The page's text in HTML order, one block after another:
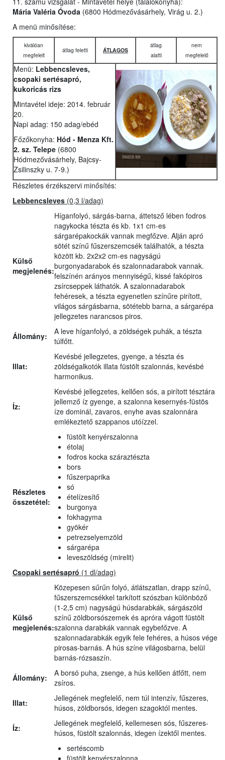
Mária Valéria Óvoda (6800 Hódmezővásárhely, Virág u. 2.)
A menü minősítése:
kiválóan
megfelelt
átlag feletti ÁTLAGOS
átlag
alatti
nem
megfelelő
Menü: Lebbencsleves,
csopaki sertésapró,
kukoricás rizs
Mintavétel ideje: 2014. február
20.
Napi adag: 150 adag/ebéd
Főzőkonyha: Hód - Menza Kft.
2. sz. Telepe (6800
Hódmezővásárhely, Bajcsy-
Zsilinszky u. 7-9.)
Részletes érzékszervi minősítés:
Lebbencsleves (0,3 l/adag)
Külső
megjelenés:
Híganfolyó, sárgás-barna, áttetsző lében fodros
nagykocka tészta és kb. 1x1 cm-es
sárgarépakockák vannak megfőzve. Alján apró
sötét színű fűszerszemcsék találhatók, a tészta
között kb. 2x2x2 cm-es nagyságú
burgonyadarabok és szalonnadarabok vannak.
felszínén arányos mennyiségű, kissé fakópiros
zsírcseppek láthatók. A szalonnadarabok
fehéresek, a tészta egyenetlen színűre pirított,
világos sárgásbarna, sötétebb barna, a sárgarépa
jellegzetes narancsos piros.
Állomány:
A leve híganfolyó, a zöldségek puhák, a tészta
túlfőtt.
Illat:
Kevésbé jellegzetes, gyenge, a tészta és
zöldségalkotók illata füstölt szalonnás, kevésbé
harmonikus.
Íz:
Kevésbé jellegzetes, kellően sós, a pirított tésztára
jellemző íz gyenge, a szalonna kesernyés-füstös
íze dominál, zavaros, enyhe avas szalonnára
emlékeztető szappanos utóízzel.
Részletes
összetétel:
füstölt kenyérszalonna
étolaj
fodros kocka száraztészta
bors
fűszerpaprika
só
ételízesítő
burgonya
fokhagyma
gyökér
petrezselyemzöld
sárgarépa
leveszöldség (mirelit)
Csopaki sertésapró (1 dl/adag)
Külső
megjelenés:
Közepesen sűrűn folyó, átlátszatlan, drapp színű,
fűszerszemcsékkel tarkított szószban különböző
(1-2,5 cm) nagyságú húsdarabkák, sárgászöld
színű zöldborsószemek és apróra vágott füstölt
szalonna darabkák vannak egybefőzve. A
szalonnadarabkák egyik fele fehéres, a húsos vége
pirosas-barnás. A hús színe világosbarna, belül
barnás-rózsaszín.
Állomány:
A borsó puha, zsenge, a hús kellően átfőtt, nem
zsíros.
Illat:
Jellegének megfelelő, nem túl intenzív, fűszeres,
húsos, zöldborsós, idegen szagoktól mentes.
Íz:
Jellegének megfelelő, kellemesen sós, fűszeres-
húsos, füstölt szalonnás, idegen ízektől mentes.
sertéscomb